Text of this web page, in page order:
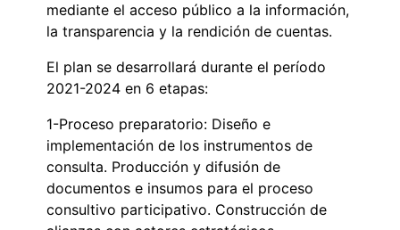
mediante el acceso público a la información,
la transparencia y la rendición de cuentas.
El plan se desarrollará durante el período
2021-2024 en 6 etapas:
1-Proceso preparatorio: Diseño e
implementación de los instrumentos de
consulta. Producción y difusión de
documentos e insumos para el proceso
consultivo participativo. Construcción de